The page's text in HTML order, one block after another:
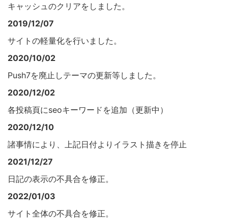
キャッシュのクリアをしました。
2019/12/07
サイトの軽量化を行いました。
2020/10/02
Push7を廃止しテーマの更新等しました。
2020/12/02
各投稿頁にseoキーワードを追加（更新中）
2020/12/10
諸事情により、上記日付よりイラスト描きを停止
2021/12/27
日記の表示の不具合を修正。
2022/01/03
サイト全体の不具合を修正。